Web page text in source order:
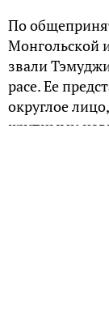
По
Монгольской
звали
расе. Ее
округлое
крупными